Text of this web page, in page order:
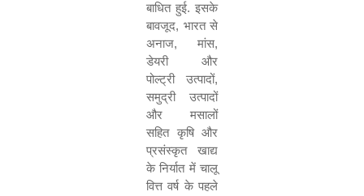
बाधित हुई. इसके
बावजूद, भारत से
अनाज, मांस,
डेयरी और
पोल्ट्री उत्पादों,
समुद्री उत्पादों
और मसालों
सहित कृषि और
प्रसंस्कृत खाद्य
के निर्यात में चालू
वित्त वर्ष के पहले